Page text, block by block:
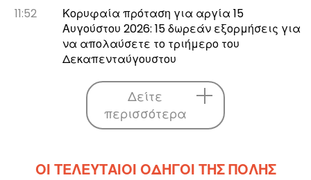
11:52
Κορυφαία πρόταση για αργία 15
Αυγούστου 2026: 15 δωρεάν εξορμήσεις για
να απολαύσετε το τριήμερο του
Δεκαπενταύγουστου
Δείτε
περισσότερα
ΟΙ ΤΕΛΕΥΤΑΊΟΙ ΟΔΗΓΟΊ ΤΗΣ ΠΌΛΗΣ